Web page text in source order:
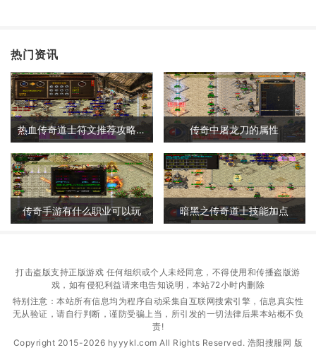
热门资讯
热血传奇道士符文推荐攻略大全 传奇中屠龙刀的属性
传奇手游有什么职业可以玩 暗黑之传奇道士技能加点
打击盗版支持正版游戏 任何组织或个人未经同意，不得使用和传播盗版游
戏，如有侵犯利益请来电告知说明，本站72小时内删除
特别注意：本站所有信息均为程序自动采集自互联网搜索引擎，信息真实性
无从验证，请自行判断，谨防受骗上当，所引发的一切法律后果本站概不负
责!
Copyright 2015-2026 hyyykl.com All Rights Reserved. 浩阳搜服网 版